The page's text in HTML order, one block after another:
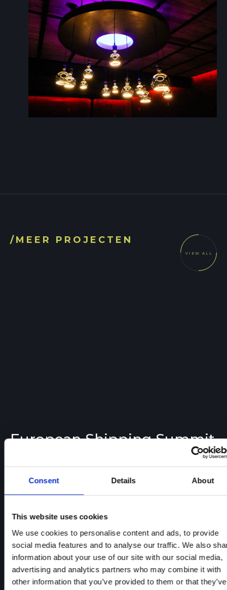
Consent Details About
This website uses cookies
We use cookies to personalise content and ads, to provide
social media features and to analyse our traffic. We also
information about your use of our site with our social media,
advertising and analytics partners who may combine it with
other information that you’ve provided to them or that they’ve
/MEER PROJECTEN
VIEW ALL
European Shipping Summit